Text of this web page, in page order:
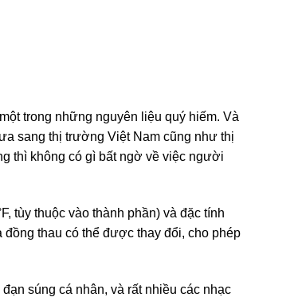
trong những nguyên liệu quý hiếm. Và
sang thị trường Việt Nam cũng như thị
thì không có gì bất ngờ về việc người
tùy thuộc vào thành phần) và đặc tính
thau có thể được thay đổi, cho phép
súng cá nhân, và rất nhiều các nhạc